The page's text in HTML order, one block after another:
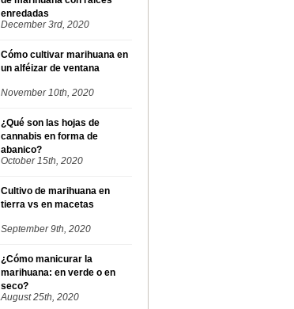
enredadas
December 3rd, 2020
Cómo cultivar marihuana en
un alféizar de ventana
November 10th, 2020
¿Qué son las hojas de
cannabis en forma de
abanico?
October 15th, 2020
Cultivo de marihuana en
tierra vs en macetas
September 9th, 2020
¿Cómo manicurar la
marihuana: en verde o en
seco?
August 25th, 2020